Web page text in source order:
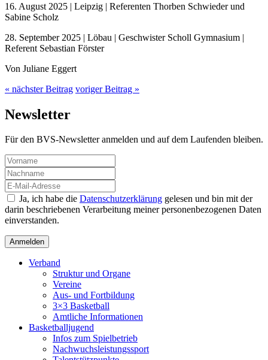
16. August 2025 | Leipzig | Referenten Thorben Schwieder und
Sabine Scholz
28. September 2025 | Löbau | Geschwister Scholl Gymnasium |
Referent Sebastian Förster
Von Juliane Eggert
« nächster Beitrag voriger Beitrag »
Newsletter
Für den BVS-Newsletter anmelden und auf dem Laufenden bleiben.
Ja, ich habe die Datenschutzerklärung gelesen und bin mit der
darin beschriebenen Verarbeitung meiner personenbezogenen Daten
einverstanden.
Verband
Struktur und Organe
Vereine
Aus- und Fortbildung
3×3 Basketball
Amtliche Informationen
Basketballjugend
Infos zum Spielbetrieb
Nachwuchsleistungssport